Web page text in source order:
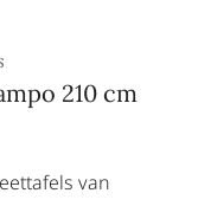
210 cm
van